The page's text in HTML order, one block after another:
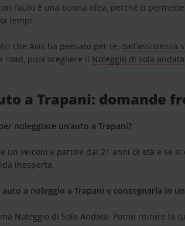
l’auto è una buona idea, perché ti
tempi.
che Avis ha pensato per te, dall’assistenza
road, puoi scegliere il Noleggio di sola andata
a Trapani: domande
noleggiare un’auto a Trapani?
un veicolo a partire dai 21 anni di età e se
inesperta.
a noleggio a Trapani e consegnarla in
Noleggio di Sola Andata. Potrai ritirare la